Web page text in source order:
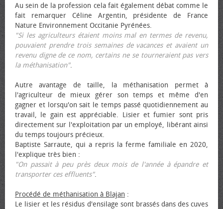
Au sein de la profession cela fait également débat comme le
fait remarquer Céline Argentin, présidente de France
Nature Environnement Occitanie Pyrénées.
"Si les agriculteurs étaient moins mal en termes de revenu,
pouvaient prendre trois semaines de vacances et avaient un
revenu digne de ce nom, certains ne se tourneraient pas vers
la méthanisation".
Autre avantage de taille, la méthanisation permet à
l'agriculteur de mieux gérer son temps et même d'en
gagner et lorsqu'on sait le temps passé quotidiennement au
travail, le gain est appréciable. Lisier et fumier sont pris
directement sur l'exploitation par un employé, libérant ainsi
du temps toujours précieux.
Baptiste Sarraute, qui a repris la ferme familiale en 2020,
l'explique très bien :
"On passait à peu près deux mois de l'année à épandre et
transporter ces effluents".
Procédé de méthanisation à Blajan :
Le lisier et les résidus d'ensilage sont brassés dans des cuves